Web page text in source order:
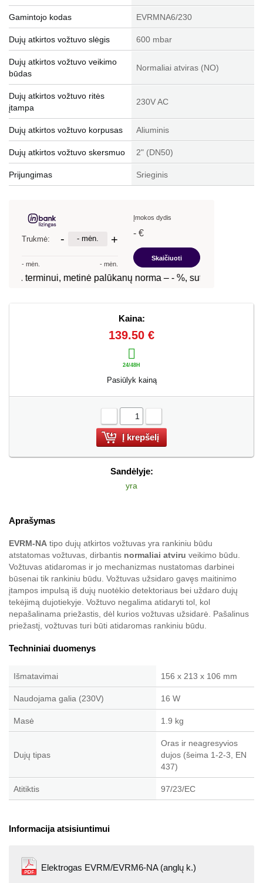
Gamintojo kodas EVRMNA6/230
Dujų atkirtos vožtuvo slėgis 600 mbar
Dujų atkirtos vožtuvo veikimo
būdas
Normaliai atviras (NO)
Dujų atkirtos vožtuvo ritės
įtampa
230V AC
Dujų atkirtos vožtuvo korpusas Aliuminis
Dujų atkirtos vožtuvo skersmuo 2" (DN50)
Prijungimas Srieginis
Kaina:
139.50 €
Pasiūlyk kainą
Sandėlyje:
yra
Aprašymas
EVRM-NA tipo dujų atkirtos vožtuvas yra rankiniu būdu
atstatomas vožtuvas, dirbantis normaliai atviru veikimo būdu.
Vožtuvas atidaromas ir jo mechanizmas nustatomas darbinei
būsenai tik rankiniu būdu. Vožtuvas užsidaro gavęs maitinimo
įtampos impulsą iš dujų nuotėkio detektoriaus bei uždaro dujų
tekėjimą dujotiekyje. Vožtuvo negalima atidaryti tol, kol
nepašalinama priežastis, dėl kurios vožtuvas užsidarė. Pašalinus
priežastį, vožtuvas turi būti atidaromas rankiniu būdu.
Techniniai duomenys
Išmatavimai 156 x 213 x 106 mm
Naudojama galia (230V) 16 W
Masė 1.9 kg
Dujų tipas
Oras ir neagresyvios
dujos (šeima 1-2-3, EN
437)
Atitiktis 97/23/EC
Informacija atsisiuntimui
Elektrogas EVRM/EVRM6-NA (anglų k.)